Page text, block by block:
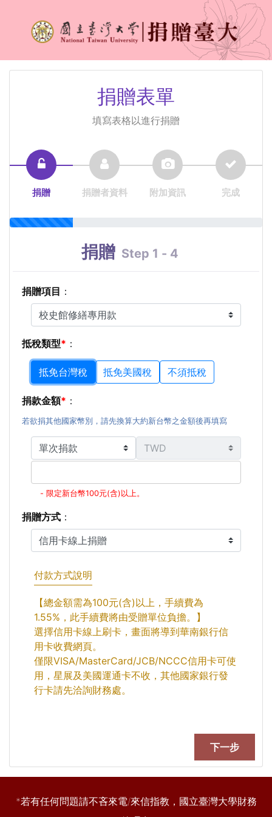
捐贈表單
填寫表格以進行捐贈
捐贈 捐贈者資料 附加資訊 完成
捐贈 Step 1 - 4
捐贈項目 ：
抵稅類型 ：
抵免台灣稅 抵免美國稅 不須抵稅
捐款金額 ：
若欲捐其他國家幣別，請先換算大約新台幣之金額後再填寫
- 限定新台幣100元(含)以上。
捐贈方式 ：
付款方式說明
【總金額需為100元(含)以上，手續費為
1.55%，此手續費將由受贈單位負擔。】
選擇信用卡線上刷卡，畫面將導到華南銀行信
用卡收費網頁。
僅限VISA/MasterCard/JCB/NCCC信用卡可使
用，星展及美國運通卡不收，其他國家銀行發
行卡請先洽詢財務處。
*若有任何問題請不吝來電/來信指教，國立臺灣大學財務